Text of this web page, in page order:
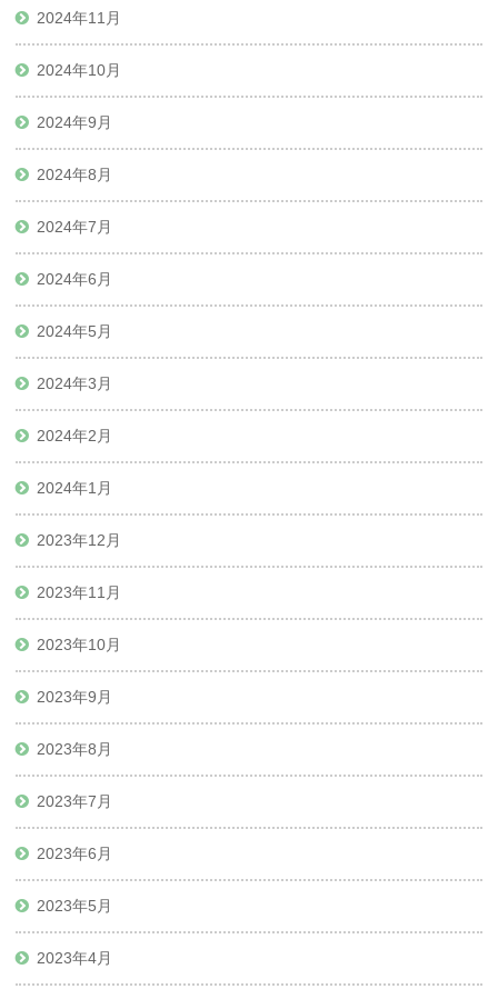
2024年11月
2024年10月
2024年9月
2024年8月
2024年7月
2024年6月
2024年5月
2024年3月
2024年2月
2024年1月
2023年12月
2023年11月
2023年10月
2023年9月
2023年8月
2023年7月
2023年6月
2023年5月
2023年4月